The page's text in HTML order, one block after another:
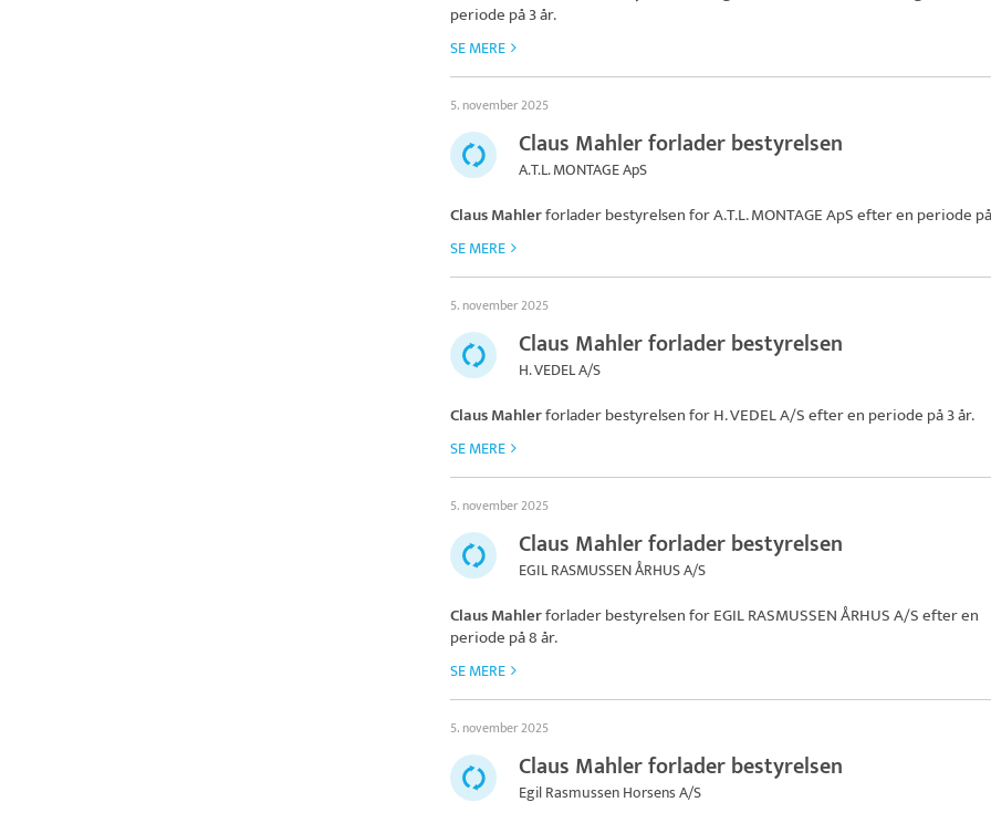
periode på 3 år.
SE MERE
5. november 2025
Claus Mahler forlader bestyrelsen
A.T.L. MONTAGE ApS
Claus Mahlerforlader bestyrelsen forA.T.L. MONTAGE ApSefter en periode
SE MERE
5. november 2025
Claus Mahler forlader bestyrelsen
H. VEDEL A/S
Claus Mahlerforlader bestyrelsen forH. VEDEL A/Sefter en periode på 3 år.
SE MERE
5. november 2025
Claus Mahler forlader bestyrelsen
EGIL RASMUSSEN ÅRHUS A/S
Claus Mahlerforlader bestyrelsen forEGIL RASMUSSEN ÅRHUS A/Sefter en
periode på 8 år.
SE MERE
5. november 2025
Claus Mahler forlader bestyrelsen
Egil Rasmussen Horsens A/S